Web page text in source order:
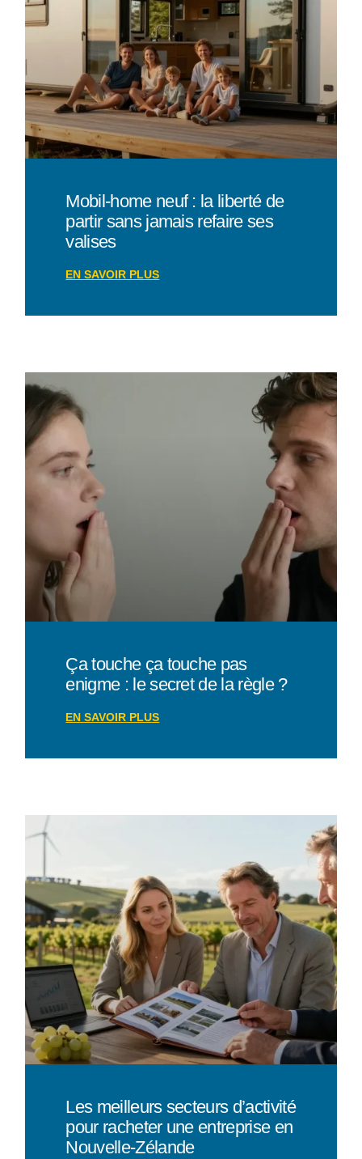
Mobil-home neuf : la liberté de
partir sans jamais refaire ses
valises
EN SAVOIR PLUS
Ça touche ça touche pas
enigme : le secret de la règle ?
EN SAVOIR PLUS
Les meilleurs secteurs d’activité
pour racheter une entreprise en
Nouvelle-Zélande